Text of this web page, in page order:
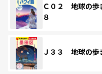
Ｃ０２ 地球の
８
Ｊ３３ 地球の